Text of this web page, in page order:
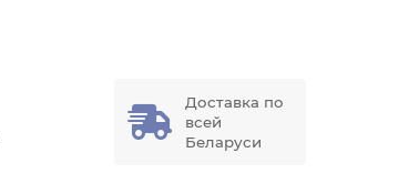
Доставка по
всей
Беларуси